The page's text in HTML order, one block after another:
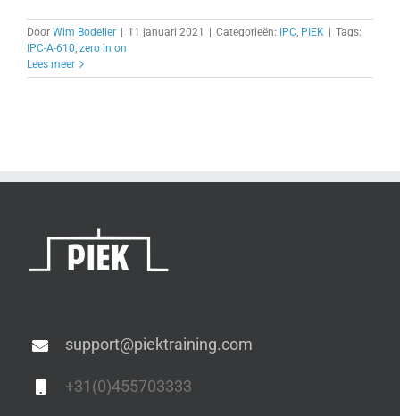
Door Wim Bodelier 11 januari 2021 Categorieën: IPC, PIEK
Tags:
IPC-A-610, zero in on
Lees meer
support@piektraining.com
+31(0)455703333